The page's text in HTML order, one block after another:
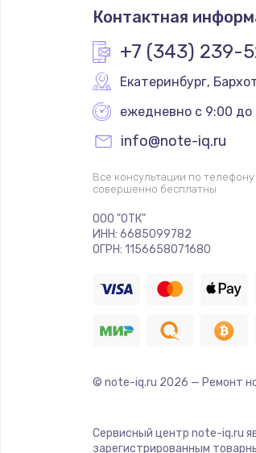
Контактная
+7 (343) 239-
Екатеринбург,
ежедневно с 9:00 до
info@note-iq.ru
Все консультации по
совершенно бесплатны
ООО "ОТК"
ИНН: 6685099782
ОГРН: 1156658071680
© note-iq.ru 2026 — Ремонт
Сервисный центр note-iq.ru
зарегистрированным